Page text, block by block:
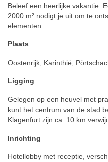
Beleef een heerlijke vakantie.
2000 m² nodigt je uit om te
elementen.
Plaats
Oostenrijk, Karinthië,
Ligging
Gelegen op een heuvel met
kunt het centrum van de stad
Klagenfurt zijn ca. 10 km
Inrichting
Hotellobby met receptie,